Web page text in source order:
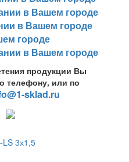
продукции Вы
телефону, или по
sklad.ru
LS 3х1,5